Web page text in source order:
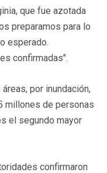
que fue azotada
preparamos para lo
esperado.
confirmadas".
por inundación,
millones de personas
el segundo mayor
confirmaron